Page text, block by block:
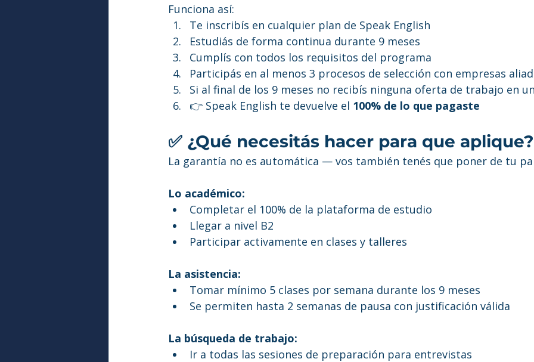
Funciona así:
Te inscribís en cualquier plan de Speak English
Estudiás de forma continua durante 9 meses
Cumplís con todos los requisitos del programa
Participás en al menos 3 procesos de selección con empresas
Si al final de los 9 meses no recibís ninguna oferta de trabajo en
👉 Speak English te devuelve el 100% de lo que pagaste
✅ ¿Qué necesitás hacer para que aplique?
La garantía no es automática — vos también tenés que poner de tu
Lo académico:
Completar el 100% de la plataforma de estudio
Llegar a nivel B2
Participar activamente en clases y talleres
La asistencia:
Tomar mínimo 5 clases por semana durante los 9 meses
Se permiten hasta 2 semanas de pausa con justificación válida
La búsqueda de trabajo:
Ir a todas las sesiones de preparación para entrevistas